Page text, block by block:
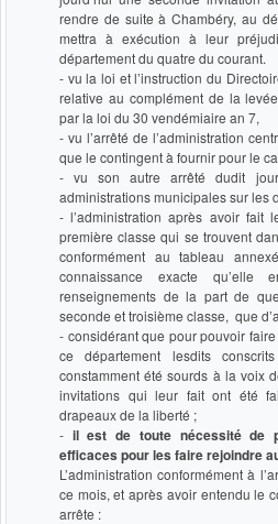
rendre de suite à Chambéry, au
mettra à exécution à leur
département du quatre du courant.
- vu la loi et l’instruction du
relative au complément de la
par la loi du 30 vendémiaire an 7,
- vu l’arrêté de l’administration
que le contingent à fournir pour le
- vu son autre arrêté dudit
administrations municipales sur les
- l’administration après avoir fait
première classe qui se trouvent
conformément au tableau
connaissance exacte
renseignements de la part de
seconde et troisième classe, que
- considérant que pour pouvoir
ce département lesdits
constamment été sourds à la voix
invitations qui leur fait ont été
drapeaux de la liberté ;
- il est de toute nécessité de
efficaces pour les faire rejoindre
L’administration conformément à
ce mois, et après avoir entendu le
arrête :